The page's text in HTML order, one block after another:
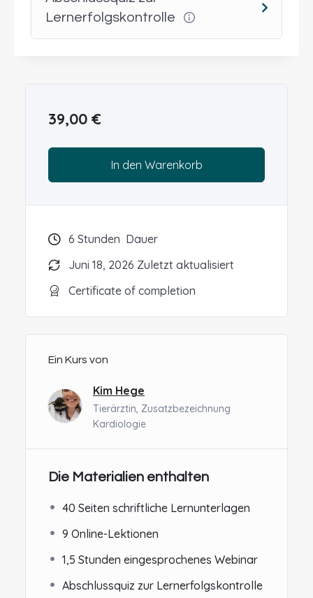
Modulen rund um Hormonerkrankungen und
Hundegesundheit.
Lernerfolgskontrolle
39,00 €
In den Warenkorb
6 Stunden Dauer
Juni 18, 2026 Zuletzt aktualisiert
Certificate of completion
Ein Kurs von
Kim Hege
Tierärztin, Zusatzbezeichnung
Kardiologie
Die Materialien enthalten
40 Seiten schriftliche Lernunterlagen
9 Online-Lektionen
1,5 Stunden eingesprochenes Webinar
Abschlussquiz zur Lernerfolgskontrolle